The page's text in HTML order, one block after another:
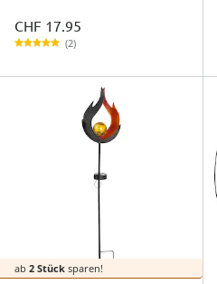
CHF 17.95
(2)
ab 2 Stück sparen!